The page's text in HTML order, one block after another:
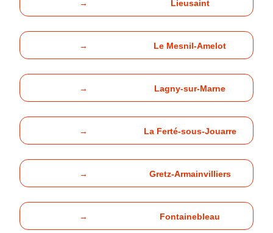
→ Lieusaint
→ Le Mesnil-Amelot
→ Lagny-sur-Marne
→ La Ferté-sous-Jouarre
→ Gretz-Armainvilliers
→ Fontainebleau